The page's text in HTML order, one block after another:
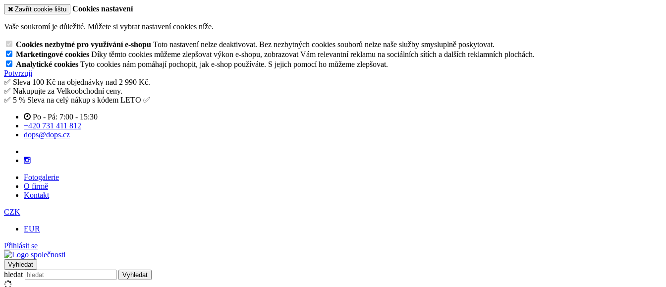
Zavřít cookie lištu Cookies nastavení
Vaše soukromí je důležité. Můžete si vybrat nastavení cookies níže.
Cookies nezbytné pro využívání e-shopu Toto nastavení nelze deaktivovat. Bez nezbytných cookies souborů nelze naše služby smysluplně poskytovat.
Marketingové cookies Díky těmto cookies můžeme zlepšovat výkon e-shopu, zobrazovat Vám relevantní reklamu na sociálních sítích a dalších reklamních plochách.
Analytické cookies Tyto cookies nám pomáhají pochopit, jak e-shop používáte. S jejich pomocí ho můžeme zlepšovat.
Potvrzuji
✅ Sleva 100 Kč na objednávky nad 2 990 Kč.
✅ Nakupujte za Velkoobchodní ceny.
✅ 5 % Sleva na celý nákup s kódem LETO ✅
Po - Pá: 7:00 - 15:30
+420 731 411 812
dops@dops.cz
Fotogalerie
O firmě
Kontakt
CZK
EUR
Přihlásit se
Vyhledat
hledat Vyhledat